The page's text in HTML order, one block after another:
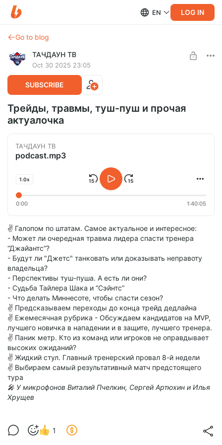
EN LOG IN
Go to blog
ТАЧДАУН ТВ
Oct 30 2025 23:05
SUBSCRIBE
Трейды, травмы, туш-пуш и прочая
актуалочка
ТАЧДАУН ТВ
podcast.mp3
1.0x
0:00 1:40:05
✌️ Галопом по штатам. Самое актуальное и интересное:
- Может ли очередная травма лидера спасти тренера
“Джайантс”?
- Будут ли "Джетс" танковать или доказывать неправоту
владельца?
- Перспективы туш-пуша. А есть ли они?
- Судьба Тайлера Шака и “Сэйнтс”
- Что делать Миннесоте, чтобы спасти сезон?
✌️ Предсказываем переходы до конца трейд дедлайна
✌️ Ежемесячная рубрика - Обсуждаем кандидатов на MVP,
лучшего новичка в нападении и в защите, лучшего тренера.
✌️ Паник метр. Кто из команд или игроков не оправдывает
высоких ожиданий?
✌️ Жидкий стул. Главный тренерский провал 8-й недели
✌️ Выбираем самый результативный матч предстоящего
тура
🎤 У микрофонов Виталий Пчелкин, Сергей Артюхин и Илья
Хрущев
1